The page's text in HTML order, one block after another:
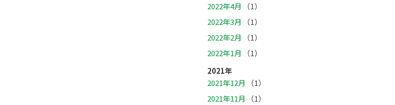
2022年4月
（1）
2022年3月
（1）
2022年2月
（1）
2022年1月
（1）
2021年
2021年12月
（1）
2021年11月
（1）